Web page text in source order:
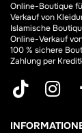
Online-Boutique
Verkauf von
Islamische
Online-Verkauf
100 % sichere
Zahlung per